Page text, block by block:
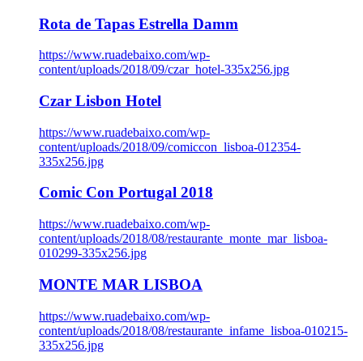
Rota de Tapas Estrella Damm
https://www.ruadebaixo.com/wp-
content/uploads/2018/09/czar_hotel-335x256.jpg
Czar Lisbon Hotel
https://www.ruadebaixo.com/wp-
content/uploads/2018/09/comiccon_lisboa-012354-
335x256.jpg
Comic Con Portugal 2018
https://www.ruadebaixo.com/wp-
content/uploads/2018/08/restaurante_monte_mar_lisboa-
010299-335x256.jpg
MONTE MAR LISBOA
https://www.ruadebaixo.com/wp-
content/uploads/2018/08/restaurante_infame_lisboa-010215-
335x256.jpg